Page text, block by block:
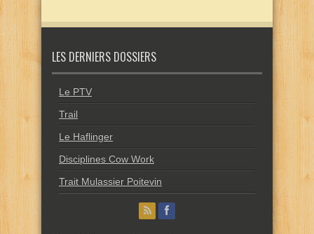
LES DERNIERS DOSSIERS
Le PTV
Trail
Le Haflinger
Disciplines Cow Work
Trait Mulassier Poitevin